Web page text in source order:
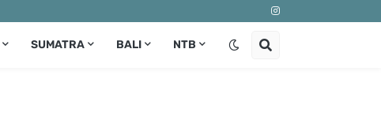
SUMATRA BALI NTB